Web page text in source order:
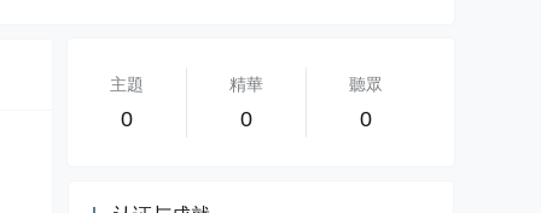
主題
0
精華
0
聽眾
0